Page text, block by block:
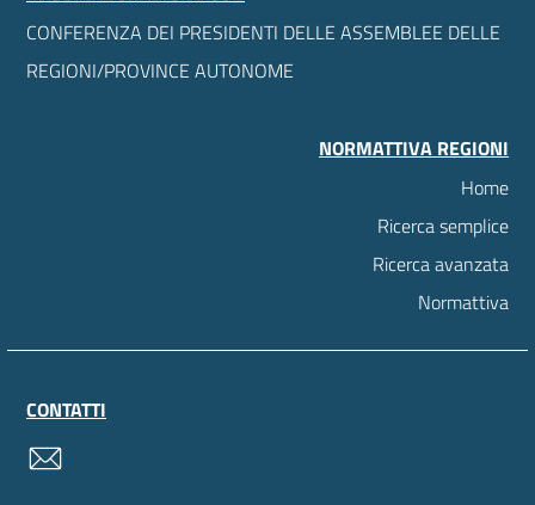
CONFERENZA DEI PRESIDENTI DELLE ASSEMBLEE DELLE
REGIONI/PROVINCE AUTONOME
NORMATTIVA REGIONI
Home
Ricerca semplice
Ricerca avanzata
Normattiva
CONTATTI